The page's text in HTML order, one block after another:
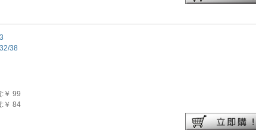
38
￥ 99
:￥ 84